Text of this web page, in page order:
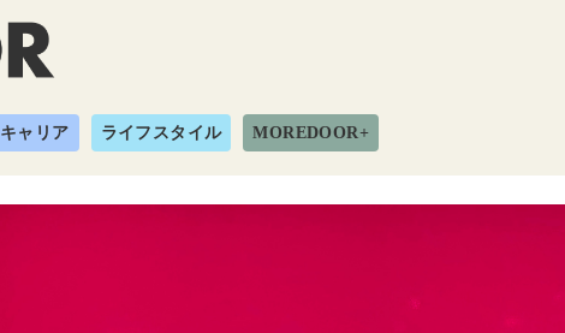
キャリア ライフスタイル MOREDOOR+